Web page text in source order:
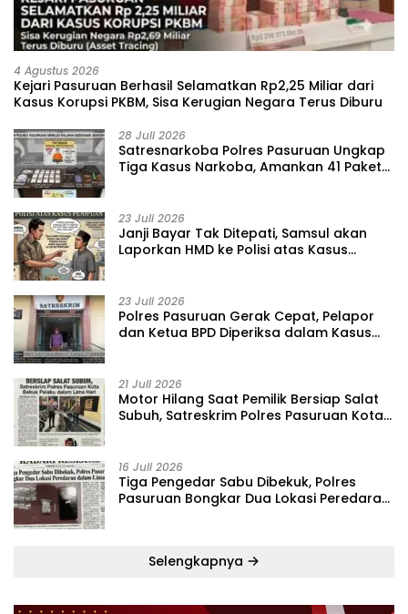
4 Agustus 2026
Kejari Pasuruan Berhasil Selamatkan Rp2,25 Miliar dari
Kasus Korupsi PKBM, Sisa Kerugian Negara Terus Diburu
28 Juli 2026
‎Satresnarkoba Polres Pasuruan Ungkap
Tiga Kasus Narkoba, Amankan 41 Paket
23 Juli 2026
‎Janji Bayar Tak Ditepati, Samsul akan
Laporkan HMD ke Polisi atas Kasus
23 Juli 2026
‎Polres Pasuruan Gerak Cepat, Pelapor
dan Ketua BPD Diperiksa dalam Kasus
21 Juli 2026
‎Motor Hilang Saat Pemilik Bersiap Salat
Subuh, Satreskrim Polres Pasuruan Kota
16 Juli 2026
Tiga Pengedar Sabu Dibekuk, Polres
Pasuruan Bongkar Dua Lokasi Peredaran
Selengkapnya